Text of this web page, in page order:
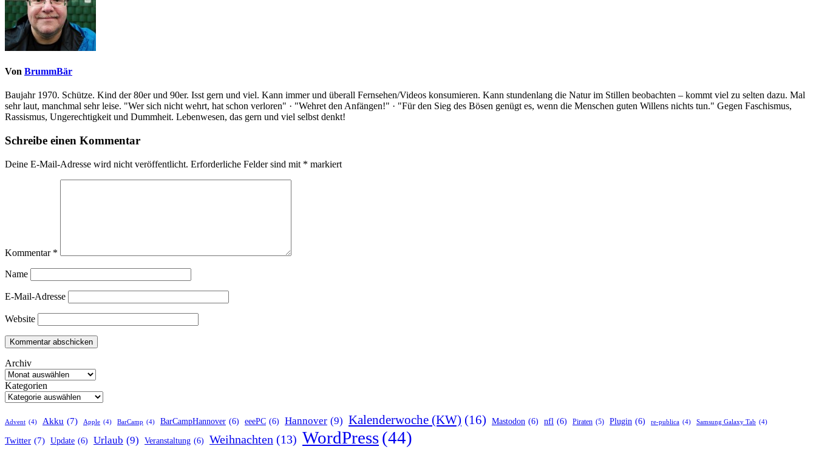
Von BrummBär
Baujahr 1970. Schütze. Kind der 80er und 90er. Isst gern und viel. Kann immer und überall Fernsehen/Videos konsumieren. Kann stundenlang die Natur im Stillen beobachten – kommt viel zu selten dazu. Mal
sehr laut, manchmal sehr leise. "Wer sich nicht wehrt, hat schon verloren" · "Wehret den Anfängen!" · "Für den Sieg des Bösen genügt es, wenn die Menschen guten Willens nichts tun." Gegen Faschismus,
Rassismus, Ungerechtigkeit und Dummheit. Lebenwesen, das gern und viel selbst denkt!
Schreibe einen Kommentar
Deine E-Mail-Adresse wird nicht veröffentlicht. Erforderliche Felder sind mit * markiert
Kommentar *
Name
E-Mail-Adresse
Website
Archiv
Kategorien
Advent (4) Akku (7) Apple (4) BarCamp (4) BarCampHannover (6) eeePC (6) Hannover (9) Kalenderwoche (KW) (16) Mastodon (6) nfl (6) Piraten (5) Plugin (6) re-publica (4) Samsung Galaxy Tab (4)
Twitter (7) Update (6) Urlaub (9) Veranstaltung (6) Weihnachten (13) WordPress(44)